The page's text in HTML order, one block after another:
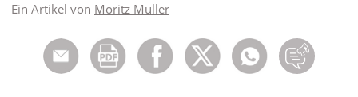
Ein Artikel von Moritz Müller